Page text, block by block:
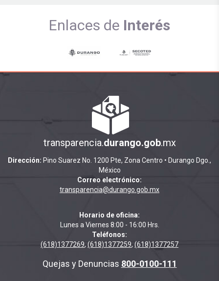
Enlaces de Interés
transparencia.durango.gob.mx
Dirección: Pino Suarez No. 1200 Pte, Zona Centro • Durango Dgo.,
México
Correo electrónico:
transparencia@durango.gob.mx
Horario de oficina:
Lunes a Viernes 8:00 - 16:00 Hrs.
Teléfonos:
(618)1377269, (618)1377259, (618)1377257
Quejas y Denuncias 800-0100-111